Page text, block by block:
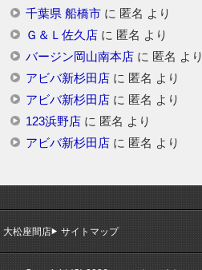
千葉県 船橋市に 匿名 より
Ｇ＆Ｌ佐久店に 匿名 より
バージン岡山南本店に 匿名 より
アビバ新杉田店に 匿名 より
アビバ新杉田店に 匿名 より
123浜野店に 匿名 より
アビバ新杉田店に 匿名 より
大松座間店 サイトマップ